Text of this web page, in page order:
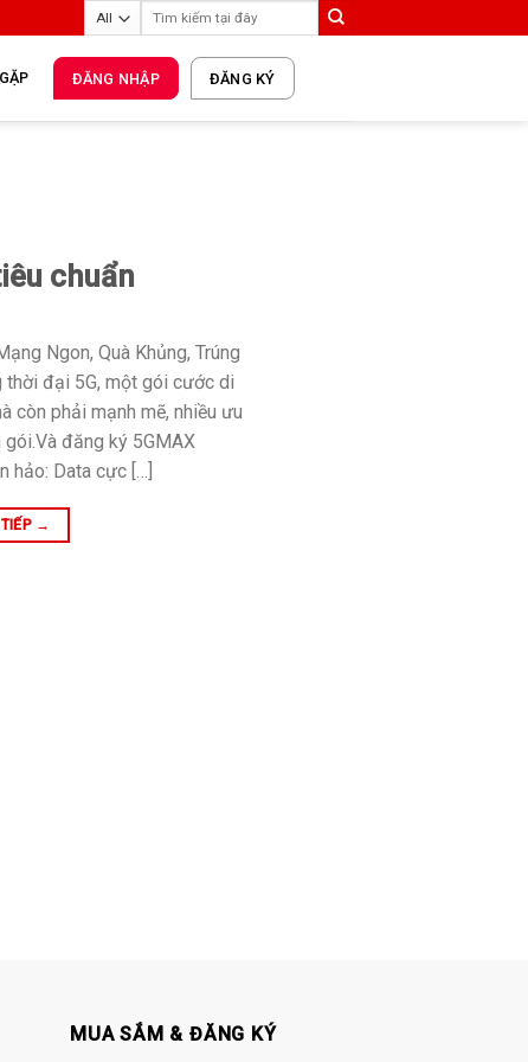
ĐĂNG NHẬP ĐĂNG KÝ
chuẩn
Ngon, Quà Khủng, Trúng
thời đại 5G, một gói cước di
còn phải mạnh mẽ, nhiều ưu
đăng ký 5GMAX
hảo: Data cực […]
→
MUA SẮM & ĐĂNG KÝ